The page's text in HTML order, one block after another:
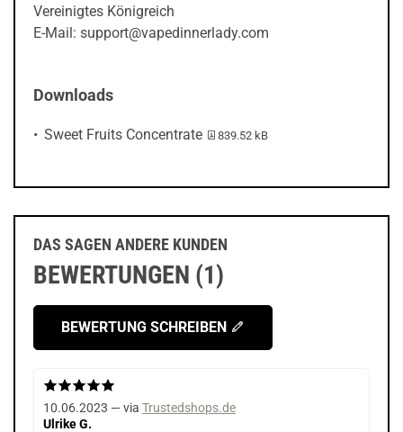
Vereinigtes Königreich
E-Mail: support@vapedinnerlady.com
Downloads
Sweet Fruits Concentrate PDF-Datei:
839.52 kB
DAS SAGEN ANDERE KUNDEN
BEWERTUNGEN (1)
BEWERTUNG SCHREIBEN
10.06.2023 — via Trustedshops.de
Ulrike G.